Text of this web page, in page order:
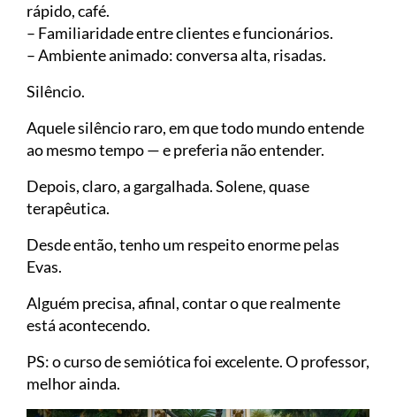
rápido, café.
– Familiaridade entre clientes e funcionários.
– Ambiente animado: conversa alta, risadas.
Silêncio.
Aquele silêncio raro, em que todo mundo entende
ao mesmo tempo — e preferia não entender.
Depois, claro, a gargalhada. Solene, quase
terapêutica.
Desde então, tenho um respeito enorme pelas
Evas.
Alguém precisa, afinal, contar o que realmente
está acontecendo.
PS: o curso de semiótica foi excelente. O professor,
melhor ainda.